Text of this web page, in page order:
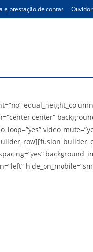
e prestação de contas
center”